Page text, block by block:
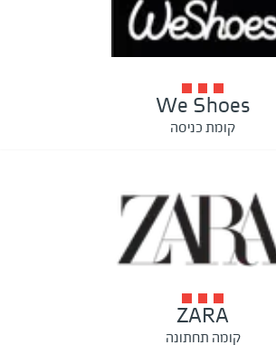
We Shoes
קומת כניסה
ZARA
קומה תחתונה